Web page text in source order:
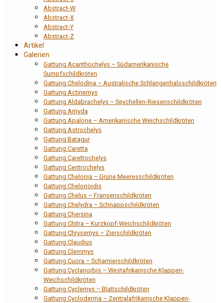
Abstract-W
Abstract-X
Abstract-Y
Abstract-Z
Artikel
Galerien
Gattung Acanthochelys – Südamerikanische
Sumpfschildkröten
Gattung Chelodina – Australische Schlangenhalsschildkröten
Gattung Actinemys
Gattung Aldabrachelys – Seychellen-Riesenschildkröten
Gattung Amyda
Gattung Apalone – Amerikanische Weichschildkröten
Gattung Astrochelys
Gattung Batagur
Gattung Caretta
Gattung Carettochelys
Gattung Centrochelys
Gattung Chelonia – Grüne Meeresschildkröten
Gattung Chelonoidis
Gattung Chelus – Fransenschildkröten
Gattung Chelydra – Schnappschildkröten
Gattung Chersina
Gattung Chitra – Kurzkopf-Weichschildkröten
Gattung Chrysemys – Zierschildkröten
Gattung Claudius
Gattung Clemmys
Gattung Cuora – Scharnierschildkröten
Gattung Cyclanorbis – Westafrikanische Klappen-
Weichschildkröten
Gattung Cyclemys – Blattschildkröten
Gattung Cycloderma – Zentralafrikanische Klappen-